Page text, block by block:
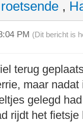
,
PM (Dit bericht is
terug
maar
gelegd
rijdt het